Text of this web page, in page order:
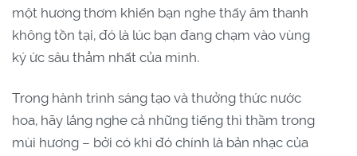
một hương thơm khiến bạn nghe thấy âm thanh
không tồn tại, đó là lúc bạn đang chạm vào vùng
ký ức sâu thẳm nhất của mình.
Trong hành trình sáng tạo và thưởng thức nước
hoa, hãy lắng nghe cả những tiếng thì thầm trong
mùi hương – bởi có khi đó chính là bản nhạc của